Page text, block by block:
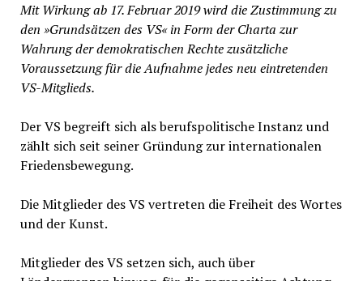
Mit Wirkung ab 17. Februar 2019 wird die Zustimmung zu
den »Grundsätzen des VS« in Form der Charta zur
Wahrung der demokratischen Rechte zusätzliche
Voraussetzung für die Aufnahme jedes neu eintretenden
VS-Mitglieds.
Der VS begreift sich als berufspolitische Instanz und
zählt sich seit seiner Gründung zur internationalen
Friedensbewegung.
Die Mitglieder des VS vertreten die Freiheit des Wortes
und der Kunst.
Mitglieder des VS setzen sich, auch über